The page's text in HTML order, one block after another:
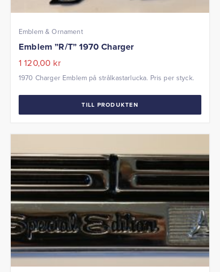
Emblem & Ornament
Emblem ”R/T” 1970 Charger
1 120,00 kr
1970 Charger Emblem på strålkastarlucka. Pris per styck.
TILL PRODUKTEN